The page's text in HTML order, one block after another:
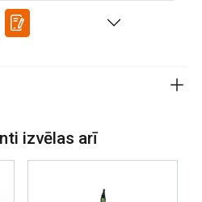
izvēlas arī